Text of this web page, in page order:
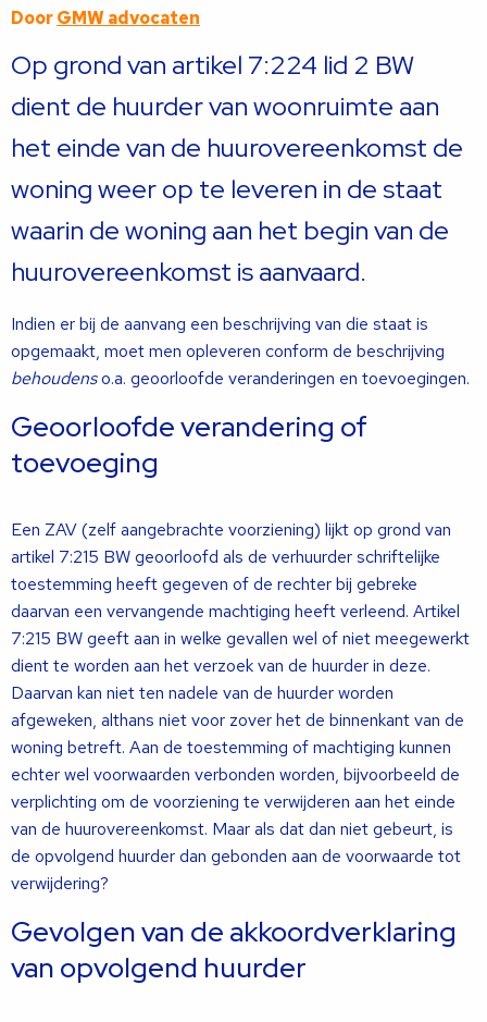
DoorGMW advocaten
Op grond van artikel 7:224 lid 2 BW
dient de huurder van woonruimte aan
het einde van de huurovereenkomst de
woning weer op te leveren in de staat
waarin de woning aan het begin van de
huurovereenkomst is aanvaard.
Indien er bij de aanvang een beschrijving van die staat is
opgemaakt, moet men opleveren conform de beschrijving
behoudenso.a. geoorloofde veranderingen en toevoegingen.
Geoorloofde verandering of
toevoeging
Een ZAV (zelf aangebrachte voorziening) lijkt op grond van
artikel 7:215 BW geoorloofd als de verhuurder schriftelijke
toestemming heeft gegeven of de rechter bij gebreke
daarvan een vervangende machtiging heeft verleend. Artikel
7:215 BW geeft aan in welke gevallen wel of niet meegewerkt
dient te worden aan het verzoek van de huurder in deze.
Daarvan kan niet ten nadele van de huurder worden
afgeweken, althans niet voor zover het de binnenkant van de
woning betreft. Aan de toestemming of machtiging kunnen
echter wel voorwaarden verbonden worden, bijvoorbeeld de
verplichting om de voorziening te verwijderen aan het einde
van de huurovereenkomst. Maar als dat dan niet gebeurt, is
de opvolgend huurder dan gebonden aan de voorwaarde tot
verwijdering?
Gevolgen van de akkoordverklaring
van opvolgend huurder